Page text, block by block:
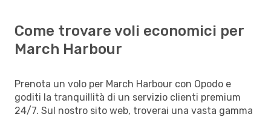
Come trovare voli economici per
March Harbour
Prenota un volo per March Harbour con Opodo e
goditi la tranquillità di un servizio clienti premium
24/7. Sul nostro sito web, troverai una vasta gamma